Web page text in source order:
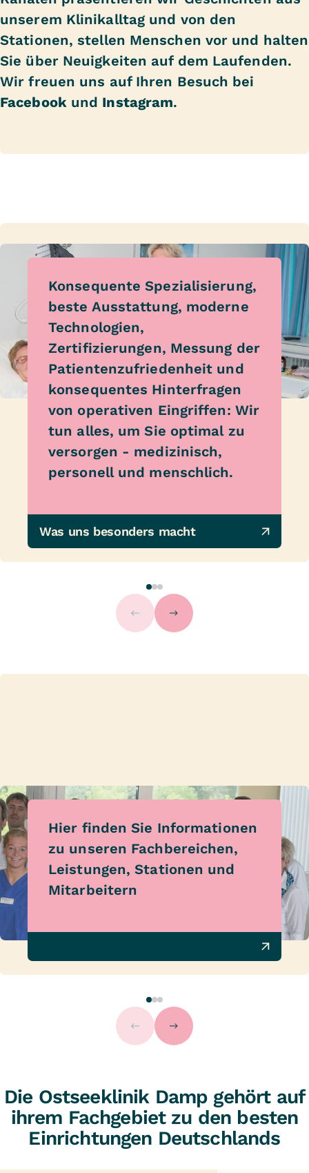
unserem Klinikalltag und von den
Stationen, stellen Menschen vor und halten
Sie über Neuigkeiten auf dem Laufenden.
Wir freuen uns auf Ihren Besuch bei
Facebook und Instagram.
Konsequente Spezialisierung,
beste Ausstattung, moderne
Technologien,
Zertifizierungen, Messung der
Patientenzufriedenheit und
konsequentes Hinterfragen
von operativen Eingriffen: Wir
tun alles, um Sie optimal zu
versorgen - medizinisch,
personell und menschlich.
Was uns besonders macht
Hier finden Sie Informationen
zu unseren Fachbereichen,
Leistungen, Stationen und
Mitarbeitern
Die Ostseeklinik Damp gehört auf
ihrem Fachgebiet zu den besten
Einrichtungen Deutschlands